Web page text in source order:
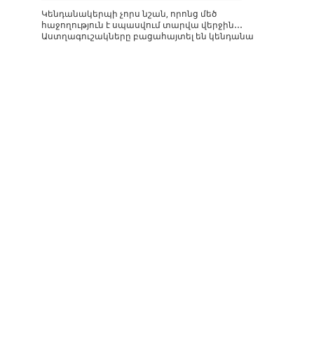
Կենդանակերպի չորս նշան, որոնց մեծ
հաջողություն է սպասվում տարվա վերջին․․․
Աստղագուշակները բացահայտել են կենդանա